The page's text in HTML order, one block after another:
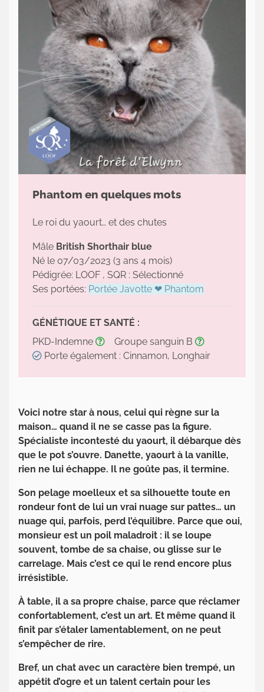
Actualités
sa
majesté
Contact
Phantom en quelques mots
Le roi du yaourt… et des chutes
Mâle British Shorthair blue
Né le 07/03/2023 (3 ans 4 mois)
Pédigrée: LOOF , SQR : Sélectionné
Ses portées: Portée Javotte ❤ Phantom
GÉNÉTIQUE ET SANTÉ :
PKD-Indemne
Groupe sanguin B
Porte également : Cinnamon, Longhair
Voici notre star à nous, celui qui règne sur la
maison… quand il ne se casse pas la figure.
Spécialiste incontesté du yaourt, il débarque dès
que le pot s’ouvre. Danette, yaourt à la vanille,
rien ne lui échappe. Il ne goûte pas, il termine.
Son pelage moelleux et sa silhouette toute en
rondeur font de lui un vrai nuage sur pattes… un
nuage qui, parfois, perd l’équilibre. Parce que oui,
monsieur est un poil maladroit : il se loupe
souvent, tombe de sa chaise, ou glisse sur le
carrelage. Mais c’est ce qui le rend encore plus
irrésistible.
À table, il a sa propre chaise, parce que réclamer
confortablement, c’est un art. Et même quand il
finit par s’étaler lamentablement, on ne peut
s’empêcher de rire.
Bref, un chat avec un caractère bien trempé, un
appétit d’ogre et un talent certain pour les